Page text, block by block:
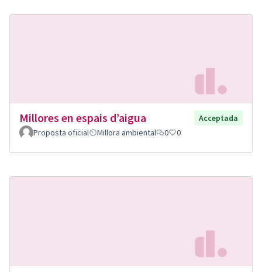
Millores en espais d’aigua
Acceptada
Proposta oficial
Millora ambiental 0 0